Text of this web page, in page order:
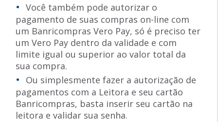
Você também pode autorizar o
pagamento de suas compras on-line com
um Banricompras Vero Pay, só é preciso ter
um Vero Pay dentro da validade e com
limite igual ou superior ao valor total da
sua compra.
Ou simplesmente fazer a autorização de
pagamentos com a Leitora e seu cartão
Banricompras, basta inserir seu cartão na
leitora e validar sua senha.